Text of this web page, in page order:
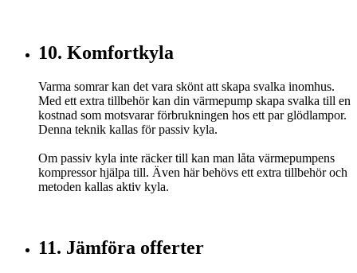
10. Komfortkyla
Varma somrar kan det vara skönt att skapa svalka inomhus.
Med ett extra tillbehör kan din värmepump skapa svalka till en
kostnad som motsvarar förbrukningen hos ett par glödlampor.
Denna teknik kallas för passiv kyla.
Om passiv kyla inte räcker till kan man låta värmepumpens
kompressor hjälpa till. Även här behövs ett extra tillbehör och
metoden kallas aktiv kyla.
11. Jämföra offerter